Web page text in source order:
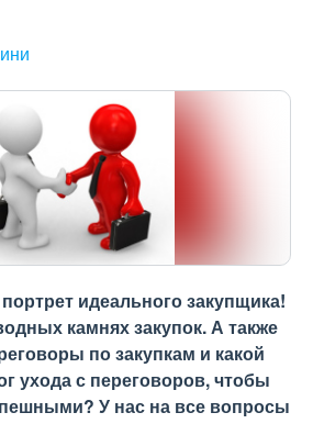
идеального закупщика!
камнях закупок. А также
по закупкам и какой
ухода с переговоров, чтобы
У нас на все вопросы